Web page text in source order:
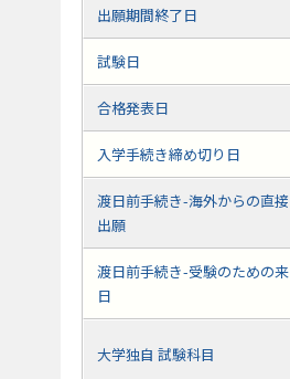
出願期間終了日
試験日
合格発表日
入学手続き締め切り日
渡日前手続き-海外からの直接
出願
渡日前手続き-受験のための来
日
大学独自 試験科目